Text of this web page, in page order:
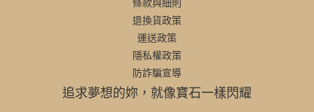
條款與細則
退換貨政策
運送政策
隱私權政策
防詐騙宣導
追求夢想的妳，就像寶石一樣閃耀